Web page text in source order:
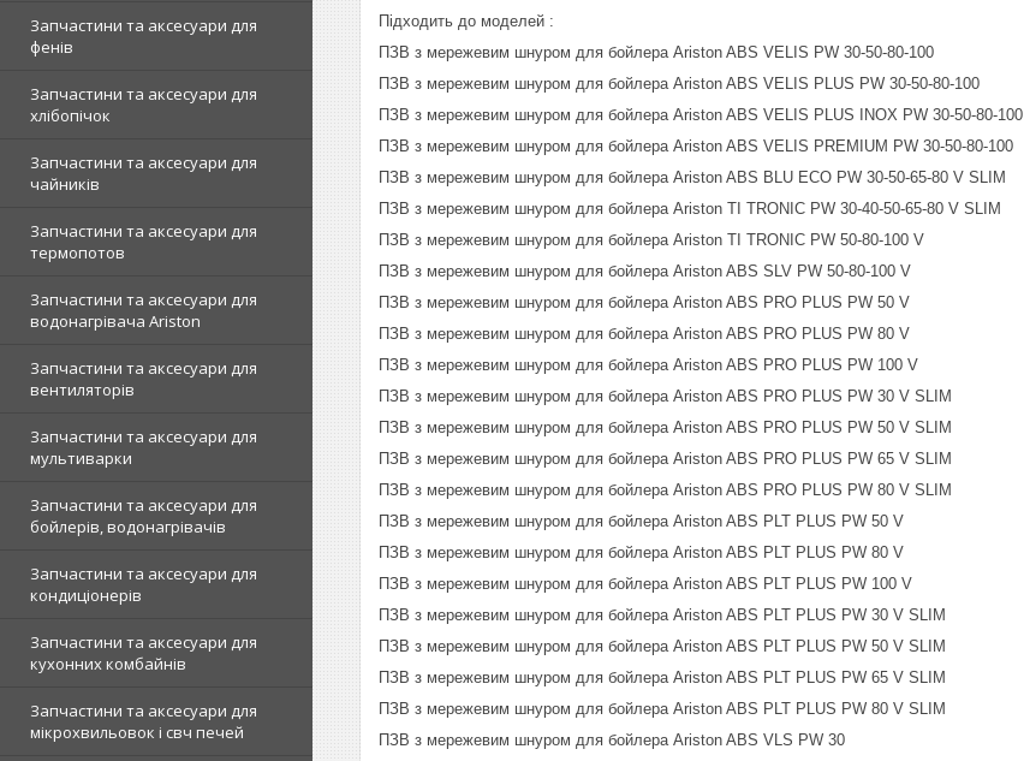
Запчастини та аксесуари для
фенів
Запчастини та аксесуари для
хлібопічок
Запчастини та аксесуари для
чайників
Запчастини та аксесуари для
термопотов
Запчастини та аксесуари для
водонагрівача Ariston
Запчастини та аксесуари для
вентиляторів
Запчастини та аксесуари для
мультиварки
Запчастини та аксесуари для
бойлерів, водонагрівачів
Запчастини та аксесуари для
кондиціонерів
Запчастини та аксесуари для
кухонних комбайнів
Запчастини та аксесуари для
мікрохвильовок і свч печей
Підходить до моделей :
ПЗВ з мережевим шнуром для бойлера Ariston ABS VELIS PW 30-50-80-100
ПЗВ з мережевим шнуром для бойлера Ariston ABS VELIS PLUS PW 30-50-80-100
ПЗВ з мережевим шнуром для бойлера Ariston ABS VELIS PLUS INOX PW 30-50-80-100
ПЗВ з мережевим шнуром для бойлера Ariston ABS VELIS PREMIUM PW 30-50-80-100
ПЗВ з мережевим шнуром для бойлера Ariston ABS BLU ECO PW 30-50-65-80 V SLIM
ПЗВ з мережевим шнуром для бойлера Ariston TI TRONIC PW 30-40-50-65-80 V SLIM
ПЗВ з мережевим шнуром для бойлера Ariston TI TRONIC PW 50-80-100 V
ПЗВ з мережевим шнуром для бойлера Ariston ABS SLV PW 50-80-100 V
ПЗВ з мережевим шнуром для бойлера Ariston ABS PRO PLUS PW 50 V
ПЗВ з мережевим шнуром для бойлера Ariston ABS PRO PLUS PW 80 V
ПЗВ з мережевим шнуром для бойлера Ariston ABS PRO PLUS PW 100 V
ПЗВ з мережевим шнуром для бойлера Ariston ABS PRO PLUS PW 30 V SLIM
ПЗВ з мережевим шнуром для бойлера Ariston ABS PRO PLUS PW 50 V SLIM
ПЗВ з мережевим шнуром для бойлера Ariston ABS PRO PLUS PW 65 V SLIM
ПЗВ з мережевим шнуром для бойлера Ariston ABS PRO PLUS PW 80 V SLIM
ПЗВ з мережевим шнуром для бойлера Ariston ABS PLT PLUS PW 50 V
ПЗВ з мережевим шнуром для бойлера Ariston ABS PLT PLUS PW 80 V
ПЗВ з мережевим шнуром для бойлера Ariston ABS PLT PLUS PW 100 V
ПЗВ з мережевим шнуром для бойлера Ariston ABS PLT PLUS PW 30 V SLIM
ПЗВ з мережевим шнуром для бойлера Ariston ABS PLT PLUS PW 50 V SLIM
ПЗВ з мережевим шнуром для бойлера Ariston ABS PLT PLUS PW 65 V SLIM
ПЗВ з мережевим шнуром для бойлера Ariston ABS PLT PLUS PW 80 V SLIM
ПЗВ з мережевим шнуром для бойлера Ariston ABS VLS PW 30